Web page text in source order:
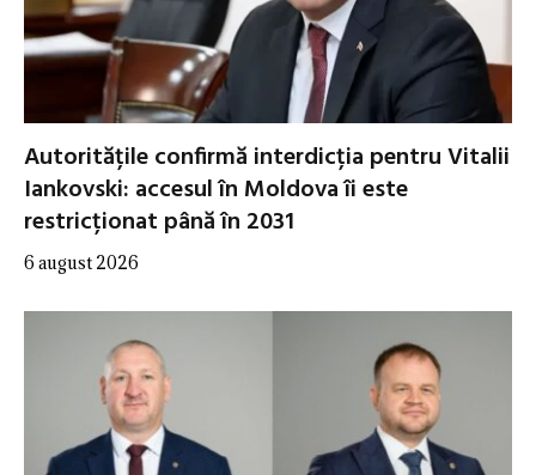
Autoritățile confirmă interdicția pentru Vitalii
Iankovski: accesul în Moldova îi este
restricționat până în 2031
6 august 2026